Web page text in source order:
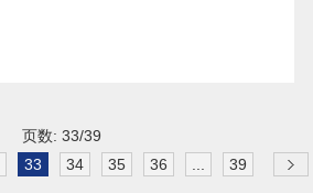
页数: 33/39
33 34 35 36 39